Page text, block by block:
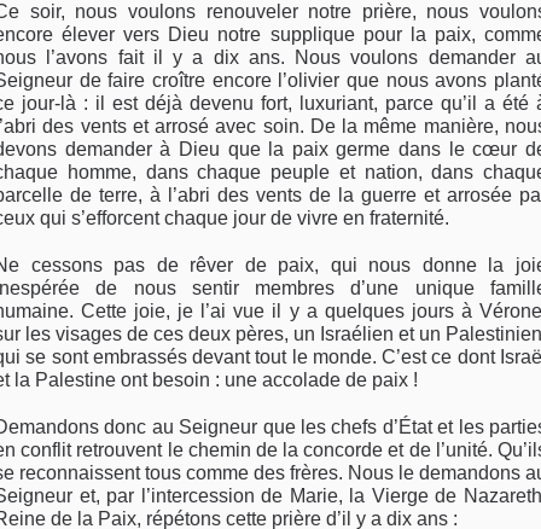
soir, nous voulons renouveler notre prière, nous
élever vers Dieu notre supplique pour la paix,
l’avons fait il y a dix ans. Nous voulons demander
de faire croître encore l’olivier que nous avons
jour-là : il est déjà devenu fort, luxuriant, parce qu’il a été
des vents et arrosé avec soin. De la même manière,
demander à Dieu que la paix germe dans le cœur
homme, dans chaque peuple et nation, dans
de terre, à l’abri des vents de la guerre et arrosée
qui s’efforcent chaque jour de vivre en fraternité.
cessons pas de rêver de paix, qui nous donne la
de nous sentir membres d’une unique
Cette joie, je l’ai vue il y a quelques jours à
les visages de ces deux pères, un Israélien et un
se sont embrassés devant tout le monde. C’est ce dont
la Palestine ont besoin : une accolade de paix !
donc au Seigneur que les chefs d’État et les
conflit retrouvent le chemin de la concorde et de l’unité.
reconnaissent tous comme des frères. Nous le demandons
et, par l’intercession de Marie, la Vierge de
de la Paix, répétons cette prière d’il y a dix ans :